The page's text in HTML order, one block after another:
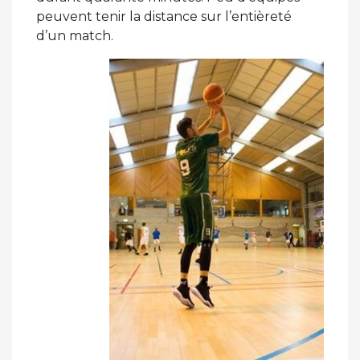
peuvent tenir la distance sur l’entièreté
d’un match.